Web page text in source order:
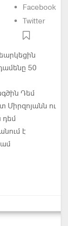
Facebook
Twitter
50
Դեմ
Միրզոյանն ու
դեմ
է